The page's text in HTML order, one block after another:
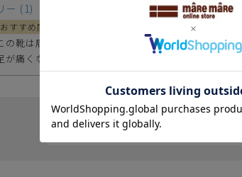
ー 1
の靴は履きやすく同じ靴を2個購入しました。
が痛くなく、疲れにくいです。
レビューを書く
ご遠慮願います。
目に相違が生じる場合があります。予めご了承下さい。
あります。予めご了承下さい。
引率が異なります